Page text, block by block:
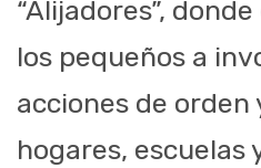
“Alijadores”,
los pequeños a
acciones de orden
hogares, escuelas